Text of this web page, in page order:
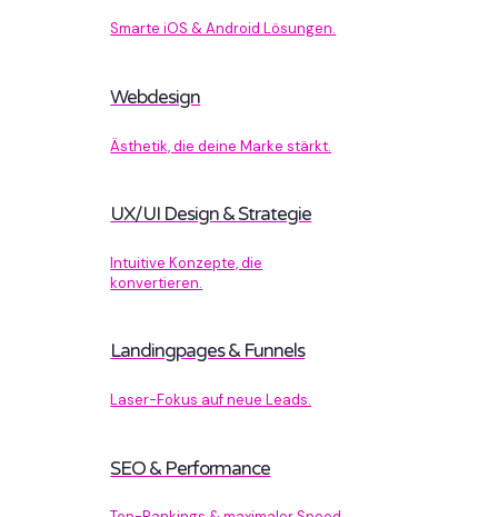
Smarte iOS & Android Lösungen.
Webdesign
Ästhetik, die deine Marke stärkt.
UX/UI Design & Strategie
Intuitive Konzepte, die
konvertieren.
Landingpages & Funnels
Laser-Fokus auf neue Leads.
SEO & Performance